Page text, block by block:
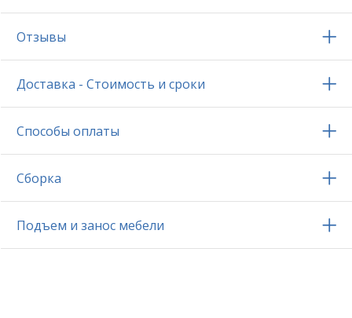
Отзывы
Доставка - Стоимость и сроки
Способы оплаты
Сборка
Подъем и занос мебели